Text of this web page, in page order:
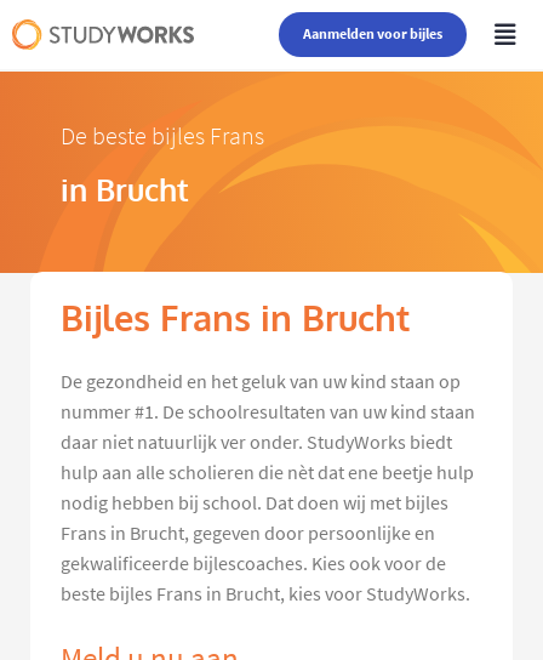
Aanmelden voor bijles
De beste bijles Frans
in Brucht
Bijles Frans in Brucht
De gezondheid en het geluk van uw kind staan op
nummer #1. De schoolresultaten van uw kind staan
daar niet natuurlijk ver onder. StudyWorks biedt
hulp aan alle scholieren die nèt dat ene beetje hulp
nodig hebben bij school. Dat doen wij met bijles
Frans in Brucht, gegeven door persoonlijke en
gekwalificeerde bijlescoaches. Kies ook voor de
beste bijles Frans in Brucht, kies voor StudyWorks.